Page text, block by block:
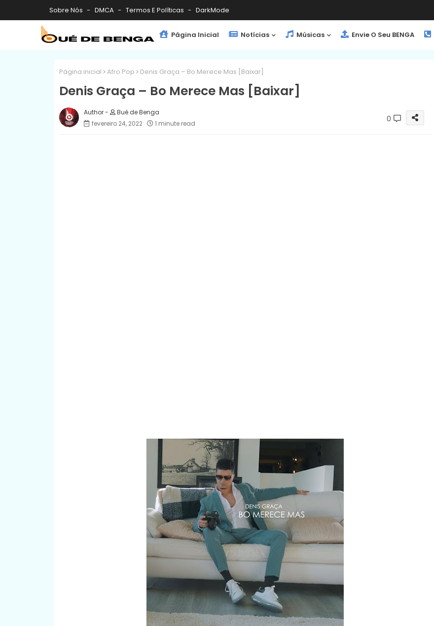
Sobre Nós DMCA Termos E Políticas DarkMode
Página Inicial Notícias Músicas Envie O Seu BENGA
Página inicial Afro Pop Denis Graça – Bo Merece Mas [Baixar]
Denis Graça – Bo Merece Mas [Baixar]
Bué de Benga
fevereiro 24, 2022
1 minute read 0